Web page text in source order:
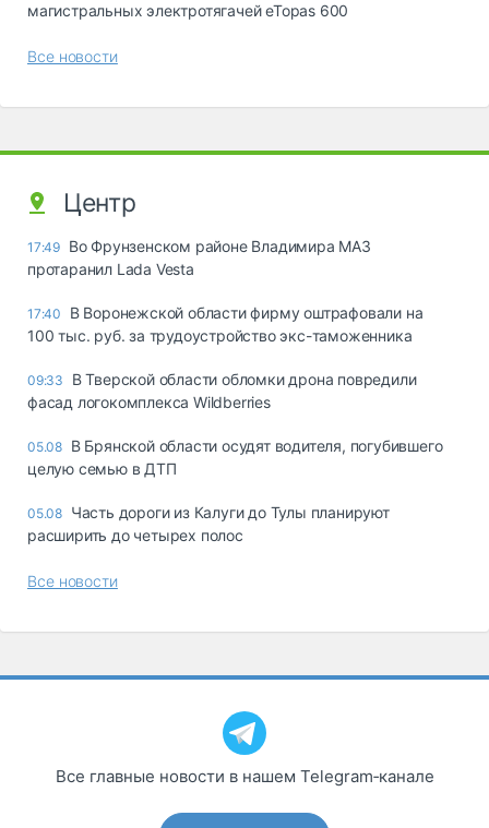
магистральных электротягачей eTopas 600
Все новости
Центр
17:49 Во Фрунзенском районе Владимира МАЗ
протаранил Lada Vesta
17:40
В Воронежской области фирму оштрафовали на
100 тыс. руб. за трудоустройство экс-таможенника
09:33
В Тверской области обломки дрона повредили
фасад логокомплекса Wildberries
05.08 В Брянской области осудят водителя, погубившего
целую семью в ДТП
05.08 Часть дороги из Калуги до Тулы планируют
расширить до четырех полос
Все новости
Все главные новости в нашем Telegram‑канале